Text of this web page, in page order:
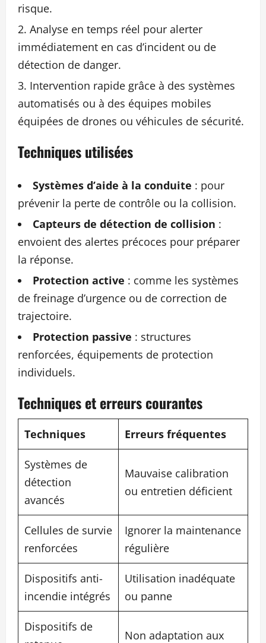
risque.
Analyse en temps réel pour alerter
immédiatement en cas d’incident ou de
détection de danger.
Intervention rapide grâce à des systèmes
automatisés ou à des équipes mobiles
équipées de drones ou véhicules de sécurité.
Techniques utilisées
Systèmes d’aide à la conduite : pour
prévenir la perte de contrôle ou la collision.
Capteurs de détection de collision :
envoient des alertes précoces pour préparer
la réponse.
Protection active : comme les systèmes
de freinage d’urgence ou de correction de
trajectoire.
Protection passive : structures
renforcées, équipements de protection
individuels.
Techniques et erreurs courantes
Techniques Erreurs fréquentes
Systèmes de
détection
avancés
Mauvaise calibration
ou entretien déficient
Cellules de survie
renforcées
Ignorer la maintenance
régulière
Dispositifs anti-
incendie intégrés
Utilisation inadéquate
ou panne
Dispositifs de
Non adaptation aux